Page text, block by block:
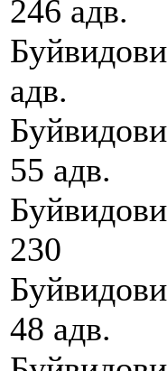
246 адв.
адв.
55 адв.
230
48 адв.